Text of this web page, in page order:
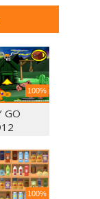
100%
GO
100%